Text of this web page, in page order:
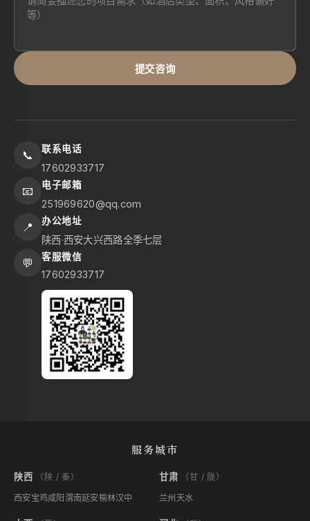
提交咨询
📞 联系电话
17602933717
📧 电子邮箱
251969620@qq.com
📍 办公地址
陕西·西安大兴西路全季七层
💬 客服微信
17602933717
服务城市
陕西
（陕 / 秦）
西安宝鸡咸阳 渭南延安榆林汉中
甘肃
（甘 / 陇）
兰州 天水